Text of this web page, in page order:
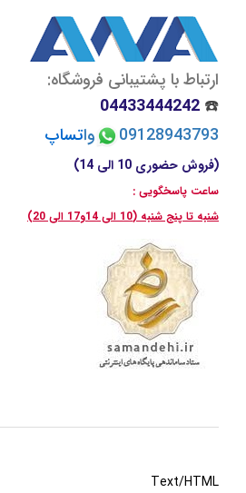
ارتباط با پشتیبانی فروشگاه:
☎️
04433444242
09128943793
واتساپ
(فروش حضوری 10 الی 14)
ساعت پاسخگویی :
شنبه تا پنج شنبه (10 الی 14و17 الی 20)
Text/HTML